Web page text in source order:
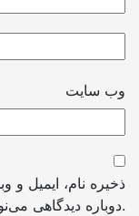
وب سایت
ذخیره نام، ایمیل
دوباره دیدگاهی می‌نویسم.